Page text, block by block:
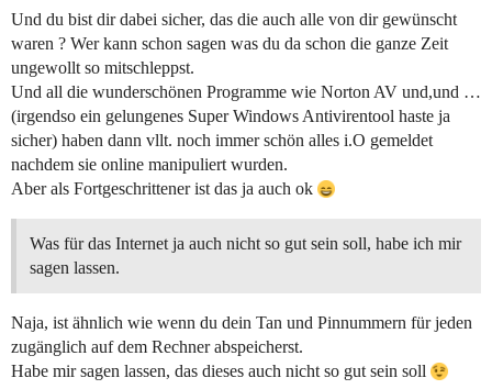
Und du bist dir dabei sicher, das die auch alle von dir gewünscht
waren ? Wer kann schon sagen was du da schon die ganze Zeit
ungewollt so mitschleppst.
Und all die wunderschönen Programme wie Norton AV und,und …
(irgendso ein gelungenes Super Windows Antivirentool haste ja
sicher) haben dann vllt. noch immer schön alles i.O gemeldet
nachdem sie online manipuliert wurden.
Aber als Fortgeschrittener ist das ja auch ok
Was für das Internet ja auch nicht so gut sein soll, habe ich mir
sagen lassen.
Naja, ist ähnlich wie wenn du dein Tan und Pinnummern für jeden
zugänglich auf dem Rechner abspeicherst.
Habe mir sagen lassen, das dieses auch nicht so gut sein soll